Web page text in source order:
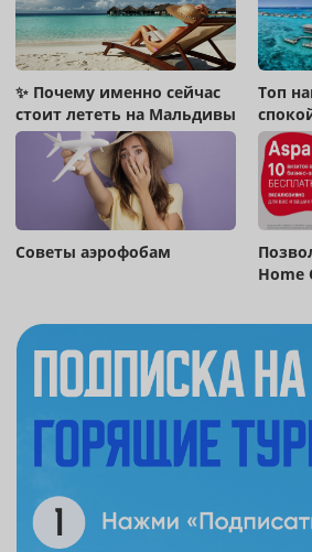
✨ Почему именно сейчас
стоит лететь на Мальдивы
Топ
Советы аэрофобам
Home